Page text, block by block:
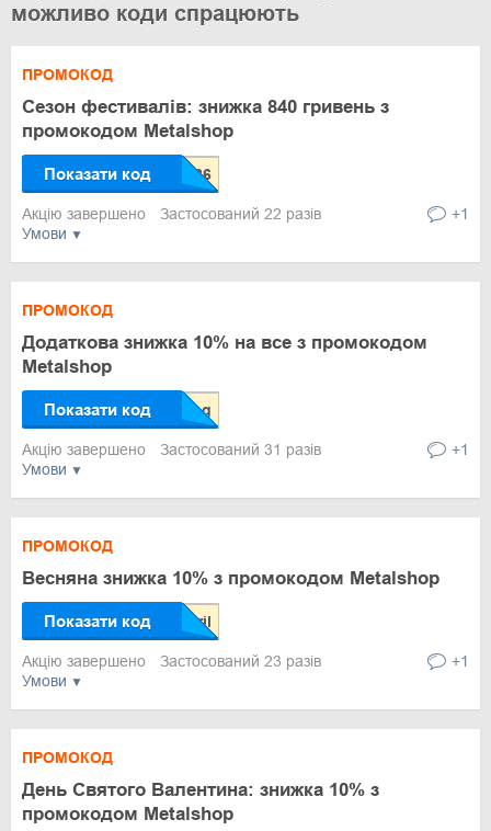
можливо коди спрацюють
Умови
ПРОМОКОД
Сезон фестивалів: знижка 840 гривень з
промокодом Metalshop
Показати код
Акцію завершено Застосований 22 разів +1
Умови
ПРОМОКОД
Додаткова знижка 10% на все з промокодом
Metalshop
Показати код
Акцію завершено Застосований 31 разів +1
Умови
ПРОМОКОД
Весняна знижка 10% з промокодом Metalshop
Показати код
Акцію завершено Застосований 23 разів +1
ПРОМОКОД
День Святого Валентина: знижка 10% з
промокодом Metalshop